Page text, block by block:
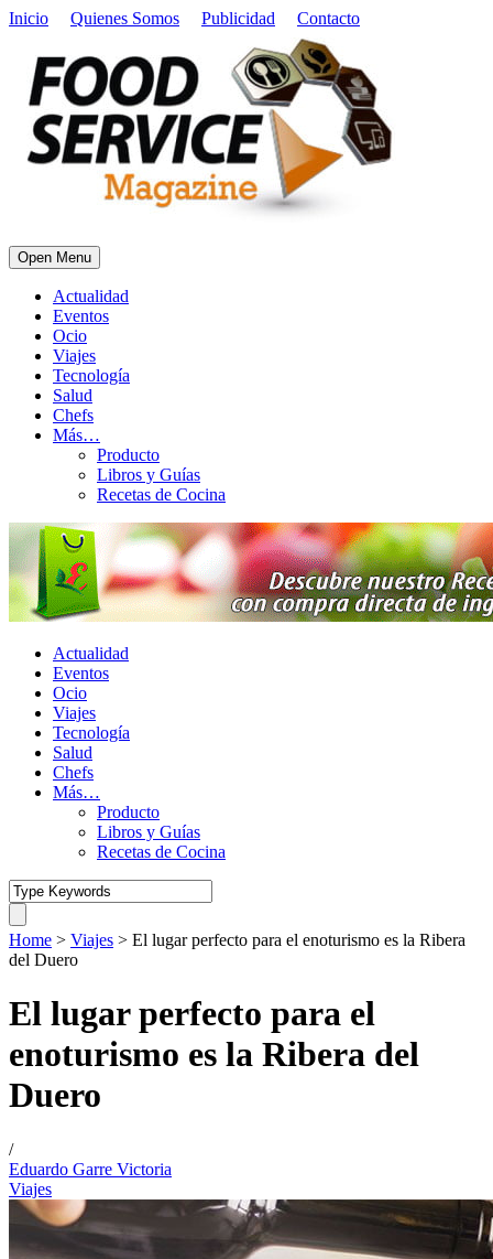
Inicio Quienes Somos Publicidad Contacto
Open Menu
Actualidad
Eventos
Ocio
Viajes
Tecnología
Salud
Chefs
Más…
Producto
Libros y Guías
Recetas de Cocina
Actualidad
Eventos
Ocio
Viajes
Tecnología
Salud
Chefs
Más…
Producto
Libros y Guías
Recetas de Cocina
Home > Viajes > El lugar perfecto para el enoturismo es la Ribera
del Duero
El lugar perfecto para el
enoturismo es la Ribera del
Duero
/
Eduardo Garre Victoria
Viajes